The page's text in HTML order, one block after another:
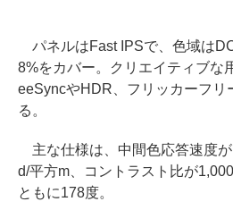
パネルはFast IPSで、色域は
8%をカバー。クリエイティブな
eeSyncやHDR、フリッカーフリ
る。
主な仕様は、中間色応答速度
d/平方m、コントラスト比が
ともに178度。